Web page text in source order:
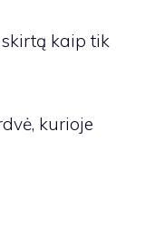
kaip tik
kurioje